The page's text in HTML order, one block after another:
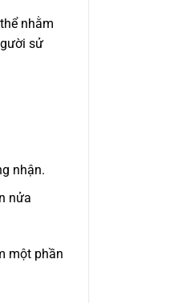
nhằm
sử
nhận.
nửa
một phần